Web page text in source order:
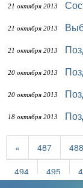
21 октября 2013
21 октября 2013
21 октября 2013
20 октября 2013
20 октября 2013
18 октября 2013
« 487 488
494
495